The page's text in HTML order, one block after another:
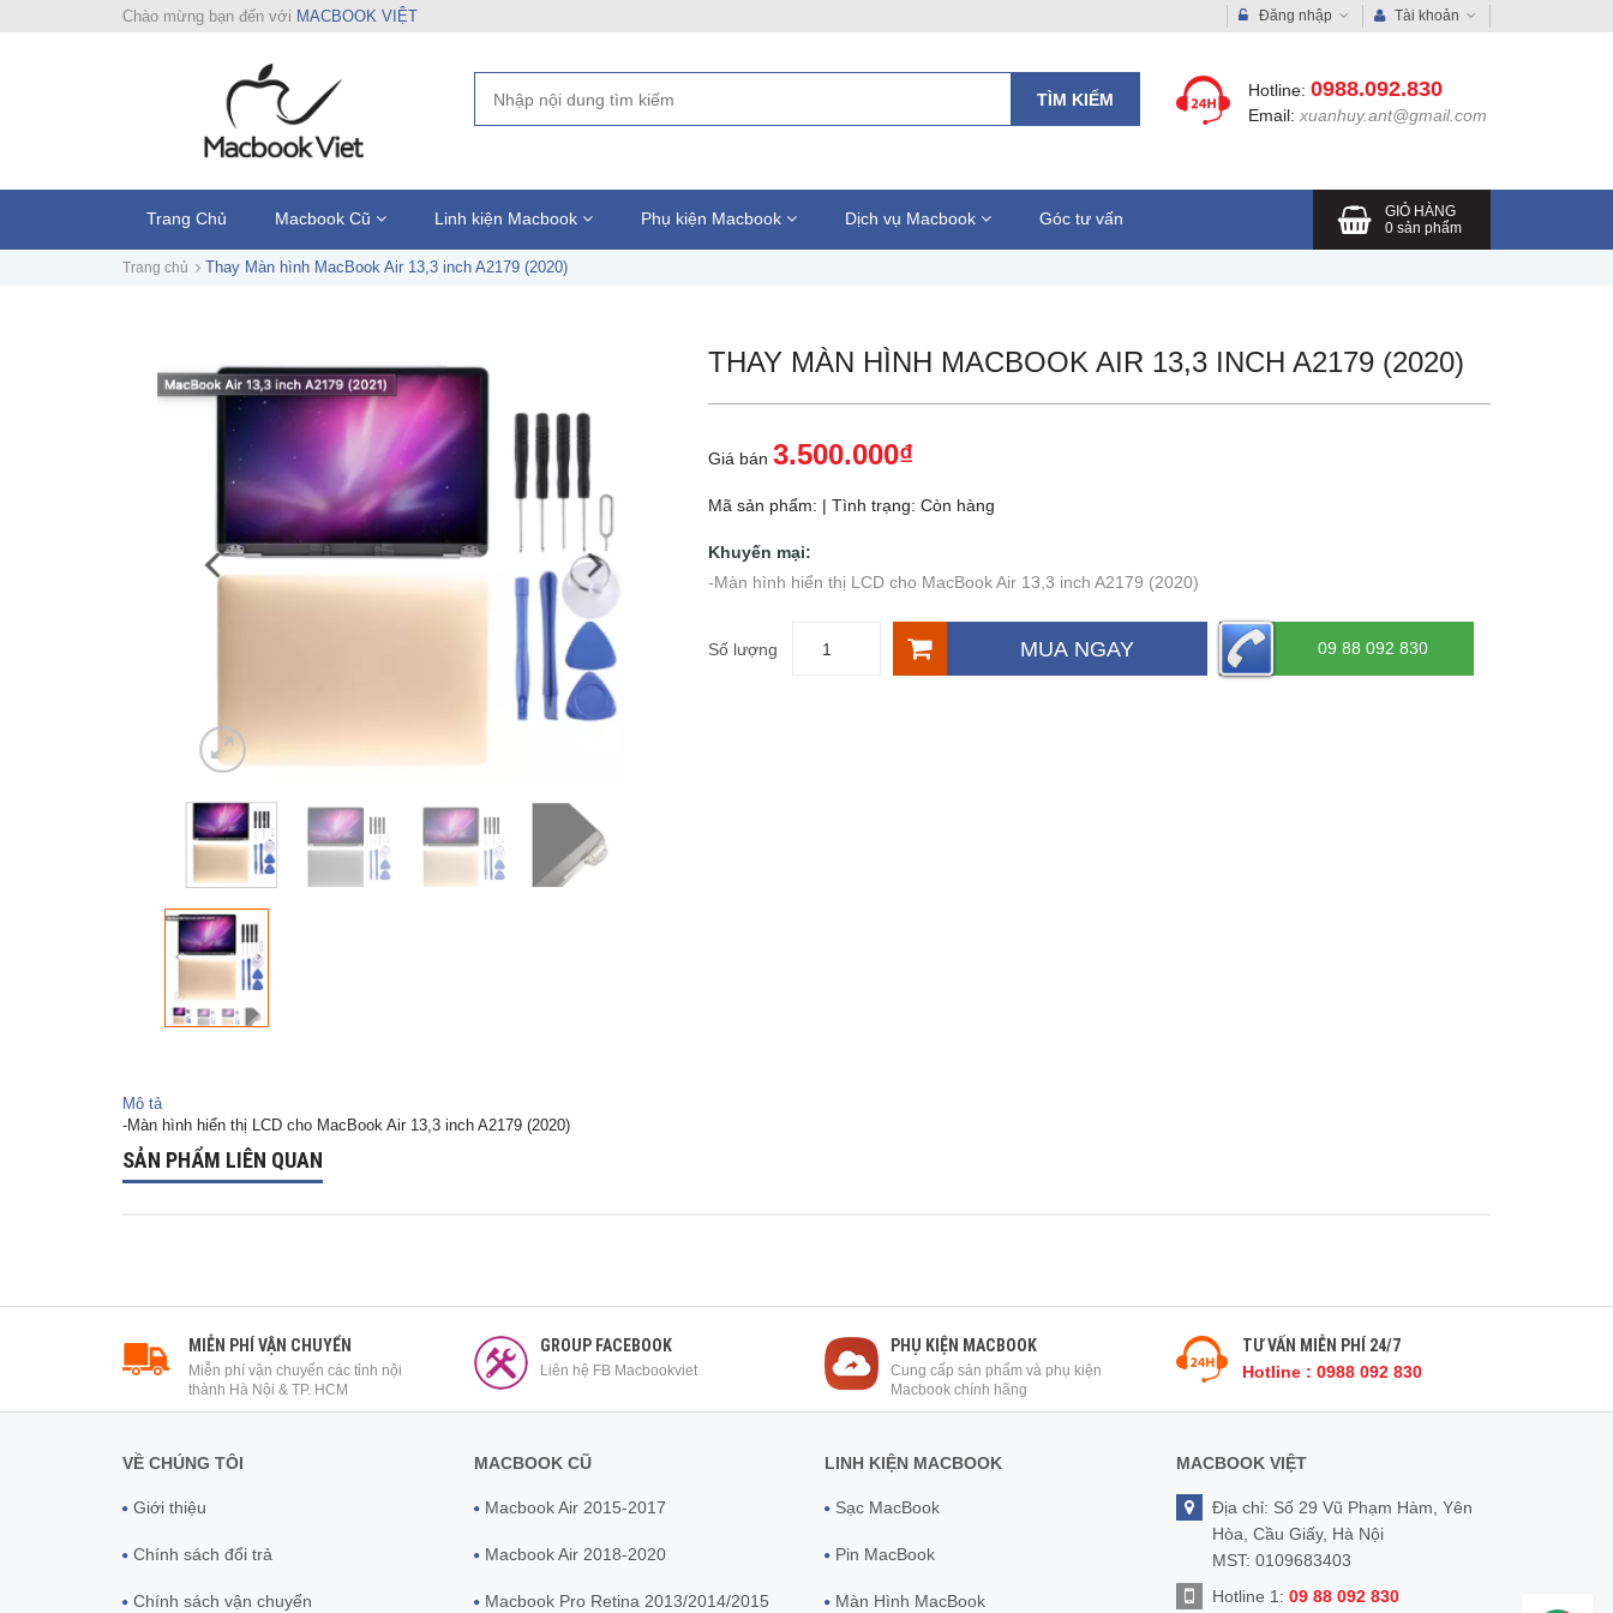
Chào mừng bạn đến với MACBOOK VIỆT Đăng nhập Tài khoản
Hotline: 0988.092.830
Email: xuanhuy.ant@gmail.com
TÌM KIẾM
Trang Chủ Macbook Cũ Linh kiện Macbook Phụ kiện Macbook Dịch vụ Macbook Góc tư vấn
GIỎ HÀNG
0 sản phẩm
Trang chủ Thay Màn hình MacBook Air 13,3 inch A2179 (2020)
THAY MÀN HÌNH MACBOOK AIR 13,3 INCH A2179 (2020)
Giá bán 3.500.000₫
Mã sản phẩm: | Tình trạng: Còn hàng
Khuyến mại:
-Màn hình hiển thị LCD cho MacBook Air 13,3 inch A2179 (2020)
Số lượng MUA NGAY 09 88 092 830
Mô tả
-Màn hình hiển thị LCD cho MacBook Air 13,3 inch A2179 (2020)
SẢN PHẨM LIÊN QUAN
MIỄN PHÍ VẬN CHUYỂN
Miễn phí vận chuyển các tỉnh nội
thành Hà Nội & TP. HCM
GROUP FACEBOOK
Liên hệ FB Macbookviet
PHỤ KIỆN MACBOOK
Cung cấp sản phẩm và phụ kiện
Macbook chính hãng
TƯ VẤN MIỄN PHÍ 24/7
Hotline : 0988 092 830
VỀ CHÚNG TÔI
Giới thiệu
Chính sách đổi trả
Chính sách vận chuyển
MACBOOK CŨ
Macbook Air 2015-2017
Macbook Air 2018-2020
Macbook Pro Retina 2013/2014/2015
LINH KIỆN MACBOOK
Sạc MacBook
Pin MacBook
Màn Hình MacBook
MACBOOK VIỆT
Địa chỉ: Số 29 Vũ Phạm Hàm, Yên
Hòa, Cầu Giấy, Hà Nội
MST: 0109683403
Hotline 1: 09 88 092 830